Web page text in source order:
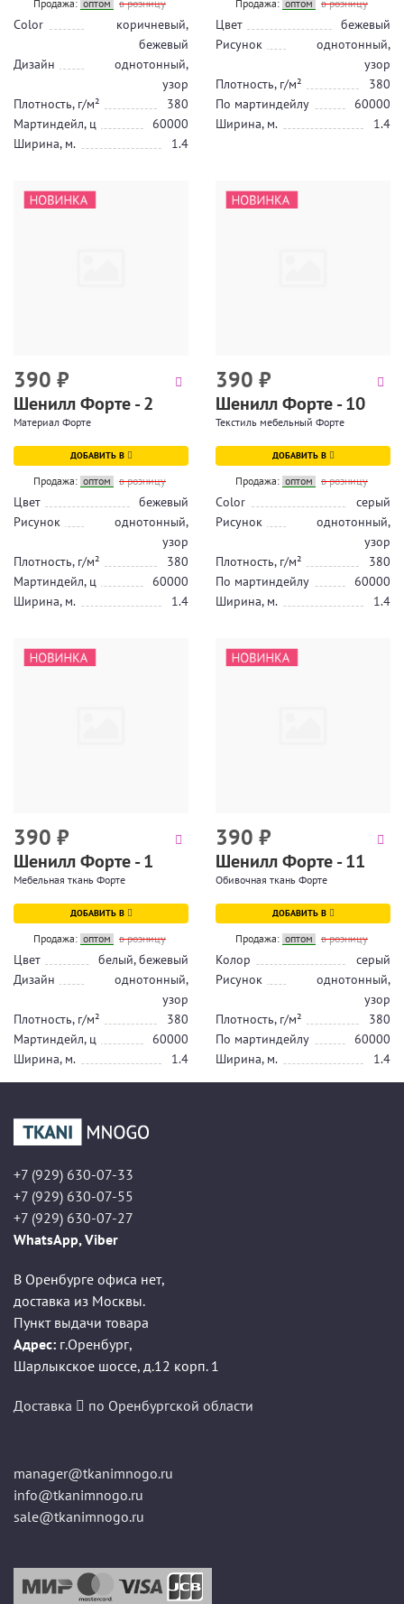
Продажа: оптом в розницу
Color
коричневый,
бежевый
Дизайн
однотонный,
узор
Плотность, г/м²
380
Мартиндейл, ц
60000
Ширина, м.
1.4
Продажа: оптом в розницу
Цвет
бежевый
Рисунок
однотонный,
узор
Плотность, г/м²
380
По мартиндейлу
60000
Ширина, м.
1.4
390 ₽
Шенилл Форте - 2
Материал Форте
ДОБАВИТЬ В
Продажа: оптом в розницу
Цвет
бежевый
Рисунок
однотонный,
узор
Плотность, г/м²
380
Мартиндейл, ц
60000
Ширина, м.
1.4
390 ₽
Шенилл Форте - 10
Текстиль мебельный Форте
ДОБАВИТЬ В
Продажа: оптом в розницу
Color
серый
Рисунок
однотонный,
узор
Плотность, г/м²
380
По мартиндейлу
60000
Ширина, м.
1.4
390 ₽
Шенилл Форте - 1
Мебельная ткань Форте
ДОБАВИТЬ В
Продажа: оптом в розницу
Цвет
белый, бежевый
Дизайн
однотонный,
узор
Плотность, г/м²
380
Мартиндейл, ц
60000
Ширина, м.
1.4
390 ₽
Шенилл Форте - 11
Обивочная ткань Форте
ДОБАВИТЬ В
Продажа: оптом в розницу
Колор
серый
Рисунок
однотонный,
узор
Плотность, г/м²
380
По мартиндейлу
60000
Ширина, м.
1.4
+7 (929) 630-07-33
+7 (929) 630-07-55
+7 (929) 630-07-27
WhatsApp, Viber
В Оренбурге офиса нет,
доставка из Москвы.
Пункт выдачи товара
Адрес: г.Оренбург,
Шарлыкское шоссе, д.12 корп. 1
Доставка по Оренбургской области
manager@tkanimnogo.ru
info@tkanimnogo.ru
sale@tkanimnogo.ru